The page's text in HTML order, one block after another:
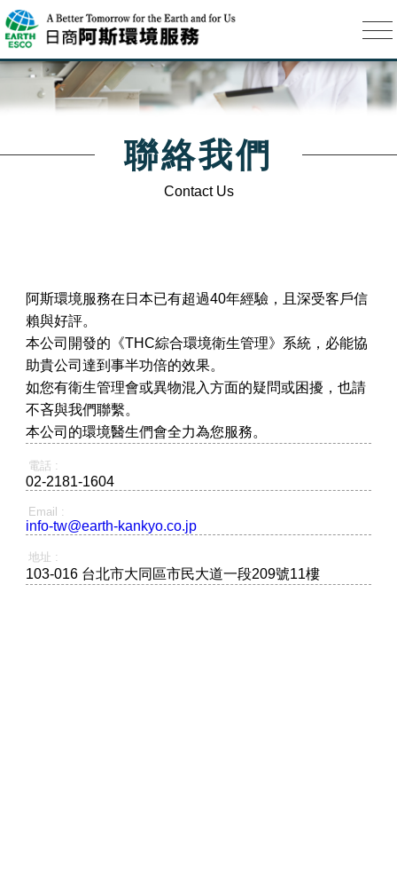
聯絡我們
Contact Us
阿斯環境服務在日本已有超過40年經驗，且深受客戶信
賴與好評。
本公司開發的《THC綜合環境衛生管理》系統，必能協
助貴公司達到事半功倍的效果。
如您有衛生管理會或異物混入方面的疑問或困擾，也請
不吝與我們聯繫。
本公司的環境醫生們會全力為您服務。
電話 :
02-2181-1604
Email :
info-tw@earth-kankyo.co.jp
地址 :
103-016 台北市大同區市民大道一段209號11樓